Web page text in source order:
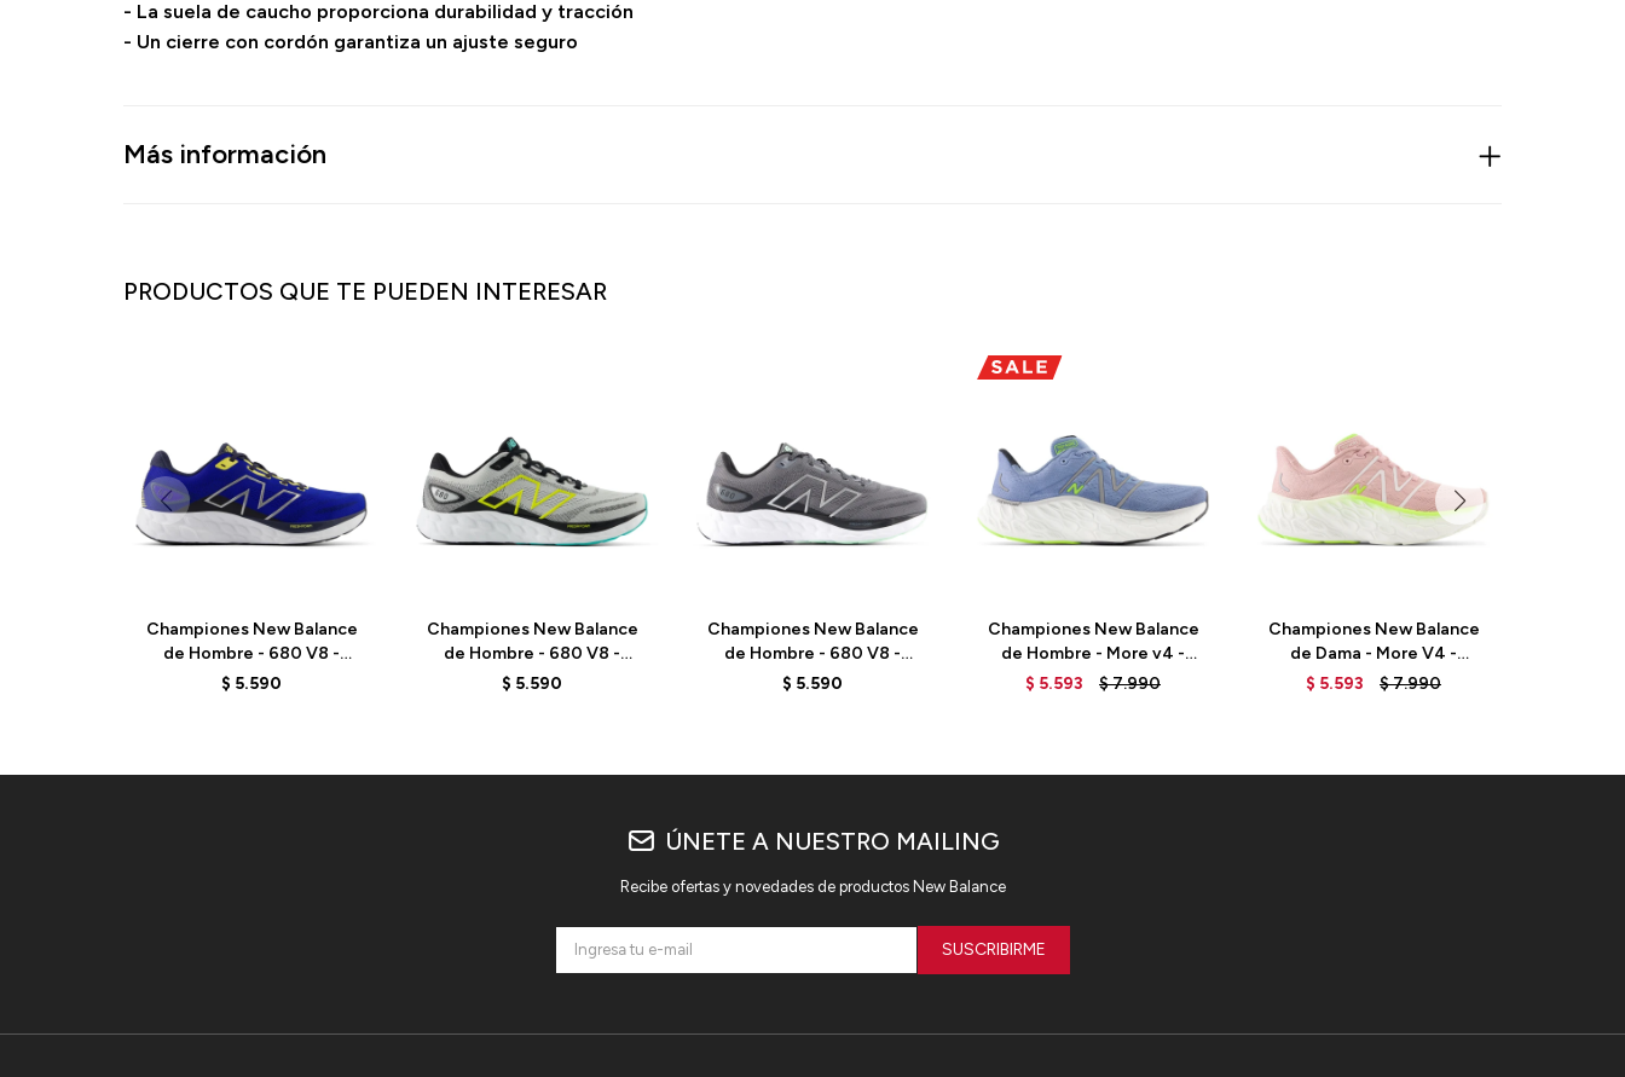
- La suela de caucho proporciona durabilidad y tracción
- Un cierre con cordón garantiza un ajuste seguro
Más información
PRODUCTOS QUE TE PUEDEN INTERESAR
Championes New Balance
de Hombre - 680 V8 -
M680RB8 - ELD
$ 5.590
Championes New Balance
de Hombre - 680 V8 -
M680CG8 - GREY
$ 5.590
Championes New Balance
de Hombre - 680 V8 -
M680CF8 - ELD
$ 5.590
Championes New Balance
de Hombre - More v4 -
MMORCP4 - MERCURY BLUE
$ 5.593 $7.990
Championes New Balance
de Dama - More V4 -
WMORCI4 - PINK MOON
$ 5.593 $7.990
ÚNETE A NUESTRO MAILING
Recibe ofertas y novedades de productos New Balance
SUSCRIBIRME